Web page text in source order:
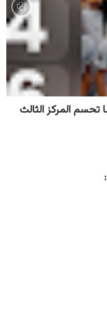
لكنها تحسم المركز الثالث